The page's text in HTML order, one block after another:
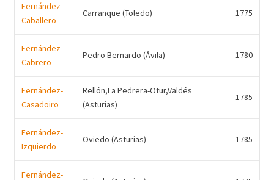
Fernández-
Caballero
Carranque (Toledo) 1775
Fernández-
Cabrero
Pedro Bernardo (Ávila) 1780
Fernández-
Casadoiro
Rellón,La Pedrera-Otur,Valdés
(Asturias)
1785
Fernández-
Izquierdo
Oviedo (Asturias) 1785
Fernández-